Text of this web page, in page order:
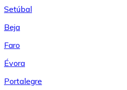
Setúbal
Beja
Faro
Évora
Portalegre